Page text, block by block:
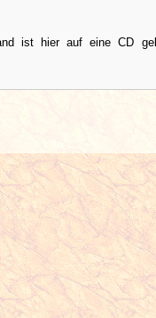
ist hier auf eine CD